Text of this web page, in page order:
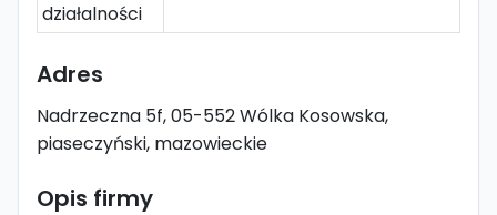
działalności
Adres
Nadrzeczna 5f, 05-552 Wólka Kosowska,
piaseczyński, mazowieckie
Opis firmy